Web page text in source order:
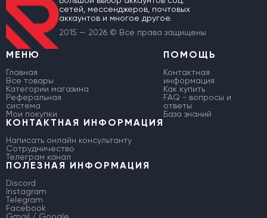
сетей, мессенджеров, почтовых
аккаунтов и многое другое.
2015 — 2026 © Все права защищены
МЕНЮ
Главная
Все товары
Категории магазина
Реферальная
система
Мои покупки
ПОМОЩЬ
Контактная
информация
Как купить
FAQ - вопросы и
ответы
База знаний
КОНТАКТНАЯ ИНФОРМАЦИЯ
Написать онлайн консультанту
Сотрудничество
Телеграм канал
ПОЛЕЗНАЯ ИНФОРМАЦИЯ
Discord
Instagram
Telegram
Facebook